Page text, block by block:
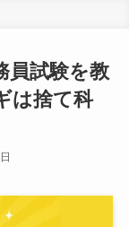
員試験を教
は捨て科